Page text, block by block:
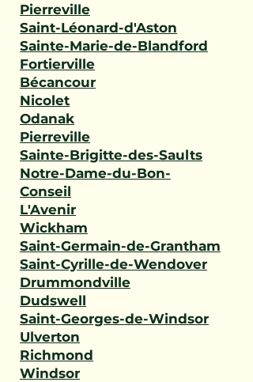
Pierreville
Saint-Léonard-d'Aston
Sainte-Marie-de-Blandford
Fortierville
Bécancour
Nicolet
Odanak
Pierreville
Sainte-Brigitte-des-Saults
Notre-Dame-du-Bon-
Conseil
L'Avenir
Wickham
Saint-Germain-de-Grantham
Saint-Cyrille-de-Wendover
Drummondville
Dudswell
Saint-Georges-de-Windsor
Ulverton
Richmond
Windsor